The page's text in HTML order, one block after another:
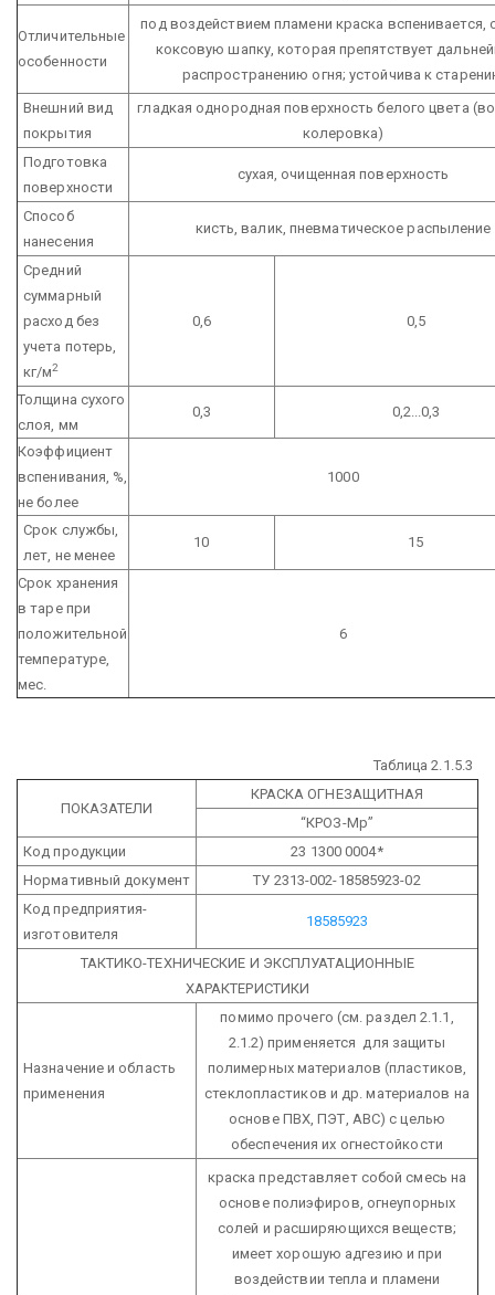
Отличительные
особенности
под воздействием пламени краска вспенивается,
коксовую шапку, которая препятствует
распространению огня; устойчива к
Внешний вид
покрытия
гладкая однородная поверхность белого цвета
колеровка)
Подготовка
поверхности
сухая, очищенная поверхность
Способ
нанесения
кисть, валик, пневматическое распыление
Средний
суммарный
расход без
учета потерь,
кг/м2
0,6 0,5
Толщина сухого
слоя, мм
0,3 0,2...0,3
Коэффициент
вспенивания, %,
не более
1000
Срок службы,
лет, не менее
10 15
Срок хранения
в таре при
положительной
температуре,
мес.
6
Таблица 2.1.5.3
ПОКАЗАТЕЛИ
КРАСКА ОГНЕЗАЩИТНАЯ
“КРОЗ-Мр”
Код продукции
23 1300 0004*
Нормативный документ
ТУ 2313-002-18585923-02
Код предприятия-
изготовителя
18585923
ТАКТИКО-ТЕХНИЧЕСКИЕ И ЭКСПЛУАТАЦИОННЫЕ
ХАРАКТЕРИСТИКИ
Назначение и область
применения
помимо прочего (см. раздел 2.1.1,
2.1.2) применяется для защиты
полимерных материалов (пластиков,
стеклопластиков и др. материалов на
основе ПВХ, ПЭТ, АВС) с целью
обеспечения их огнестойкости
краска представляет собой смесь на
основе полиэфиров, огнеупорных
солей и расширяющихся веществ;
имеет хорошую адгезию и при
воздействии тепла и пламени